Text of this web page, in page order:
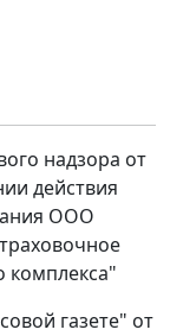
надзора от
действия
ООО
комплекса"
газете" от